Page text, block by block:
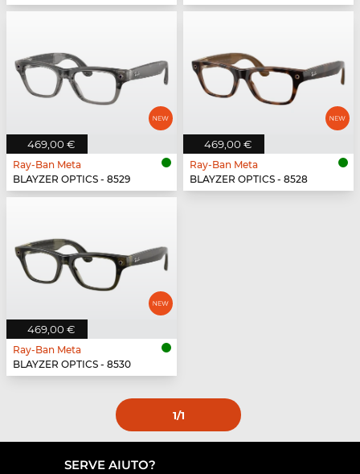
469,00 €
Ray-Ban Meta
BLAYZER OPTICS - 8529
469,00 €
Ray-Ban Meta
BLAYZER OPTICS - 8528
469,00 €
Ray-Ban Meta
BLAYZER OPTICS - 8530
1/1
SERVE AIUTO?